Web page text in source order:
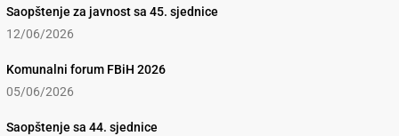
Saopštenje za javnost sa 45. sjednice
12/06/2026
Komunalni forum FBiH 2026
05/06/2026
Saopštenje sa 44. sjednice